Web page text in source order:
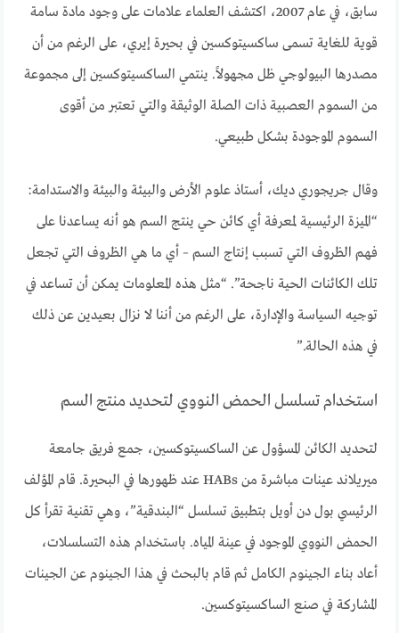
سابق، في عام 2007، اكتشف العلماء علامات على وجود مادة سامة
قوية للغاية تسمى ساكسيتوكسين في بحيرة إيري، على الرغم من أن
مصدرها البيولوجي ظل مجهولاً. ينتمي الساكسيتوكسين إلى مجموعة
من السموم العصبية ذات الصلة الوثيقة والتي تعتبر من أقوى
السموم الموجودة بشكل طبيعي.
وقال جريجوري ديك، أستاذ علوم الأرض والبيئة والبيئة والاستدامة:
“الميزة الرئيسية لمعرفة أي كائن حي ينتج السم هو أنه يساعدنا على
فهم الظروف التي تسبب إنتاج السم – أي ما هي الظروف التي تجعل
تلك الكائنات الحية ناجحة”. “مثل هذه المعلومات يمكن أن تساعد في
توجيه السياسة والإدارة، على الرغم من أننا لا نزال بعيدين عن ذلك
في هذه الحالة.”
استخدام تسلسل الحمض النووي لتحديد منتج السم
لتحديد الكائن المسؤول عن الساكسيتوكسين، جمع فريق جامعة
ميريلاند عينات مباشرة من HABs عند ظهورها في البحيرة. قام المؤلف
الرئيسي بول دن أويل بتطبيق تسلسل “البندقية”، وهي تقنية تقرأ كل
الحمض النووي الموجود في عينة المياه. باستخدام هذه التسلسلات،
أعاد بناء الجينوم الكامل ثم قام بالبحث في هذا الجينوم عن الجينات
المشاركة في صنع الساكسيتوكسين.